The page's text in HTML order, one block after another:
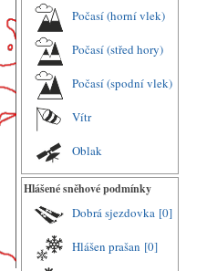
Počasí (horní vlek)
Počasí (střed hory)
Počasí (spodní vlek)
Vítr
Oblak
Hlášené sněhové podmínky
Dobrá sjezdovka [0]
Hlášen prašan [0]